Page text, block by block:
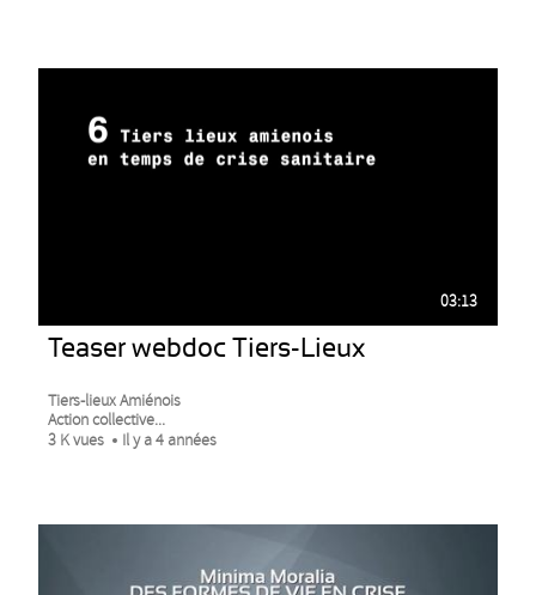
03:13
Teaser webdoc Tiers-Lieux
Tiers-lieux Amiénois
Action collective...
3 K vues
Il y a 4 années